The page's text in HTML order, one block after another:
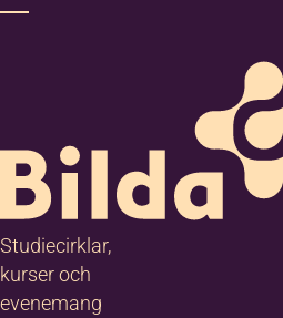
Studiecirklar,
kurser och
evenemang